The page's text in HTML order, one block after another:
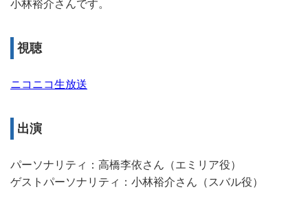
小林裕介さんです。
視聴
ニコニコ生放送
出演
パーソナリティ：高橋李依さん（エミリア役）
ゲストパーソナリティ：小林裕介さん（スバル役）